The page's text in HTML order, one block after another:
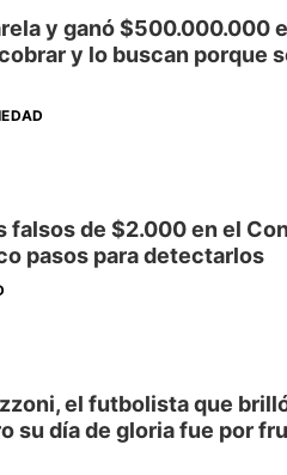
y ganó $500.000.000
y lo buscan porque
falsos de $2.000 en el
pasos para detectarlos
el futbolista que
su día de gloria fue por